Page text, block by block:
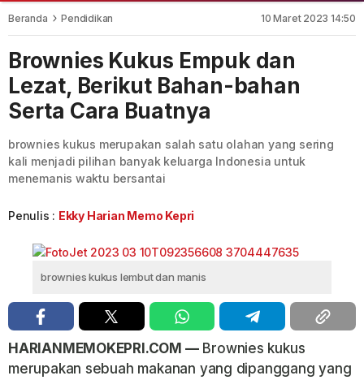
Beranda Pendidikan 10 Maret 2023 14:50
Brownies Kukus Empuk dan
Lezat, Berikut Bahan-bahan
Serta Cara Buatnya
brownies kukus merupakan salah satu olahan yang sering
kali menjadi pilihan banyak keluarga Indonesia untuk
menemanis waktu bersantai
Penulis : Ekky Harian Memo Kepri
brownies kukus lembut dan manis
HARIANMEMOKEPRI.COM —Brownies kukus
merupakan sebuah makanan yang dipanggang yang